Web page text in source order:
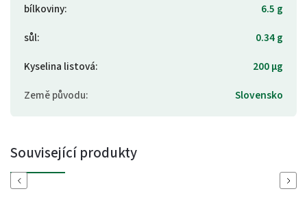
bílkoviny:
6.5 g
sůl:
0.34 g
Kyselina listová:
200 µg
Země původu: Slovensko
Související produkty
Previous Next